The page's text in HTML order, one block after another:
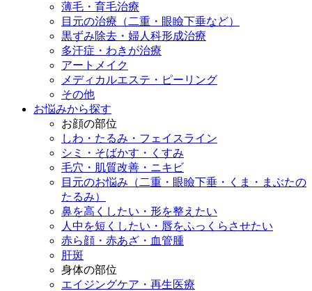
薄毛・育毛治療
目元の治療（二重・眼瞼下垂など）
黒ずみ除去・婦人科形成治療
多汗症・わきが治療
アートメイク
メディカルエステ・ピーリング
その他
お悩みから探す
お顔の部位
しわ・たるみ・フェイスライン
シミ・そばかす・くすみ
毛穴・肌質改善・ニキビ
目元のお悩み（二重・眼瞼下垂・くま・まぶたの
たるみ）
鼻を高くしたい・形を整えたい
人中を短くしたい・唇をふっくらさせたい
赤ら顔・赤あざ・血管腫
肝斑
身体の部位
エイジングケア・再生医療